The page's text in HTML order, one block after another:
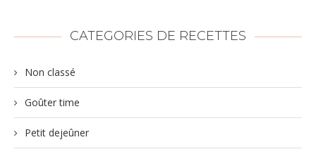
CATEGORIES DE RECETTES
Non classé
Goûter time
Petit dejeûner